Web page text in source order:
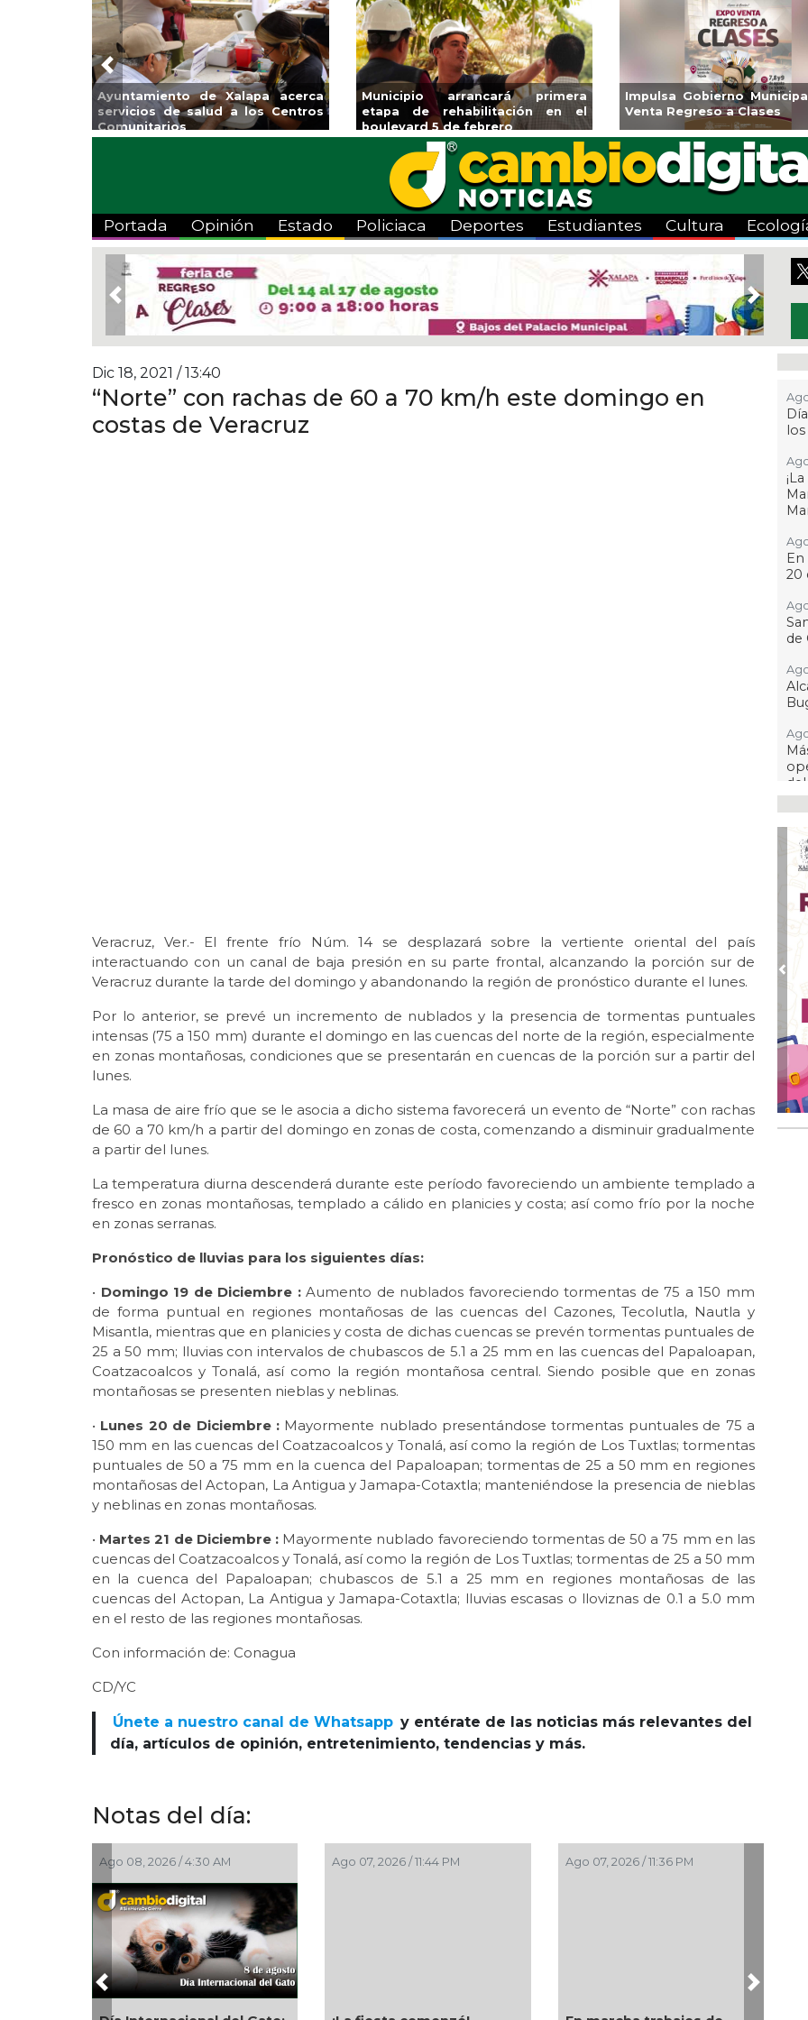
Ayuntamiento de Xalapa acerca
servicios de salud a los Centros
Comunitarios
Municipio arrancará primera
etapa de rehabilitación en el
boulevard 5 de febrero
Impulsa Gobierno
Venta Regreso a Clases
Previous
Portada Opinión Estado Policiaca Deportes Estudiantes Cultura
Previous Next
Dic 18, 2021 / 13:40
“Norte” con rachas de 60 a 70 km/h este domingo en
costas de Veracruz
Veracruz, Ver.- El frente frío Núm. 14 se desplazará sobre la vertiente oriental del país
interactuando con un canal de baja presión en su parte frontal, alcanzando la porción sur de
Veracruz durante la tarde del domingo y abandonando la región de pronóstico durante el lunes.
Por lo anterior, se prevé un incremento de nublados y la presencia de tormentas puntuales
intensas (75 a 150 mm) durante el domingo en las cuencas del norte de la región, especialmente
en zonas montañosas, condiciones que se presentarán en cuencas de la porción sur a partir del
lunes.
La masa de aire frío que se le asocia a dicho sistema favorecerá un evento de “Norte” con rachas
de 60 a 70 km/h a partir del domingo en zonas de costa, comenzando a disminuir gradualmente
a partir del lunes.
La temperatura diurna descenderá durante este período favoreciendo un ambiente templado a
fresco en zonas montañosas, templado a cálido en planicies y costa; así como frío por la noche
en zonas serranas.
Pronóstico de lluvias para los siguientes días:
• Domingo 19 de Diciembre :Aumento de nublados favoreciendo tormentas de 75 a 150 mm
de forma puntual en regiones montañosas de las cuencas del Cazones, Tecolutla, Nautla y
Misantla, mientras que en planicies y costa de dichas cuencas se prevén tormentas puntuales de
25 a 50 mm; lluvias con intervalos de chubascos de 5.1 a 25 mm en las cuencas del Papaloapan,
Coatzacoalcos y Tonalá, así como la región montañosa central. Siendo posible que en zonas
montañosas se presenten nieblas y neblinas.
• Lunes 20 de Diciembre :Mayormente nublado presentándose tormentas puntuales de 75 a
150 mm en las cuencas del Coatzacoalcos y Tonalá, así como la región de Los Tuxtlas; tormentas
puntuales de 50 a 75 mm en la cuenca del Papaloapan; tormentas de 25 a 50 mm en regiones
montañosas del Actopan, La Antigua y Jamapa-Cotaxtla; manteniéndose la presencia de nieblas
y neblinas en zonas montañosas.
• Martes 21 de Diciembre :Mayormente nublado favoreciendo tormentas de 50 a 75 mm en las
cuencas del Coatzacoalcos y Tonalá, así como la región de Los Tuxtlas; tormentas de 25 a 50 mm
en la cuenca del Papaloapan; chubascos de 5.1 a 25 mm en regiones montañosas de las
cuencas del Actopan, La Antigua y Jamapa-Cotaxtla; lluvias escasas o lloviznas de 0.1 a 5.0 mm
en el resto de las regiones montañosas.
Con información de: Conagua
CD/YC
Únete a nuestro canal de Whatsapp y entérate de las noticias más relevantes del
día, artículos de opinión, entretenimiento, tendencias y más.
Notas del día:
Ago 08, 2026 / 4:30 AM Ago 07, 2026 / 11:44 PM Ago 07, 2026 / 11:36 PM
Previous Next
20
de
a